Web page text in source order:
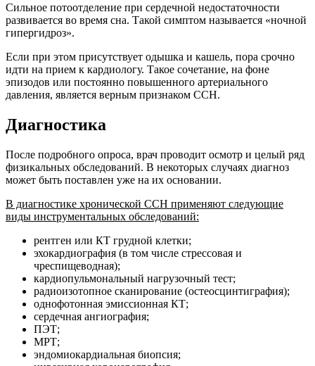
Сильное потоотделение при сердечной недостаточности
развивается во время сна. Такой симптом называется «ночной
гипергидроз».
Если при этом присутствует одышка и кашель, пора срочно
идти на прием к кардиологу. Такое сочетание, на фоне
эпизодов или постоянно повышенного артериального
давления, является верным признаком ССН.
Диагностика
После подробного опроса, врач проводит осмотр и целый ряд
физикальных обследований. В некоторых случаях диагноз
может быть поставлен уже на их основании.
В диагностике хронической ССН применяют следующие
виды инструментальных обследований:
рентген или КТ грудной клетки;
эхокардиография (в том числе стрессовая и
чреспищеводная);
кардиопульмональный нагрузочный тест;
радиоизотопное сканирование (остеосцинтиграфия);
однофотонная эмиссионная КТ;
сердечная ангиография;
ПЭТ;
МРТ;
эндомиокардиальная биопсия;